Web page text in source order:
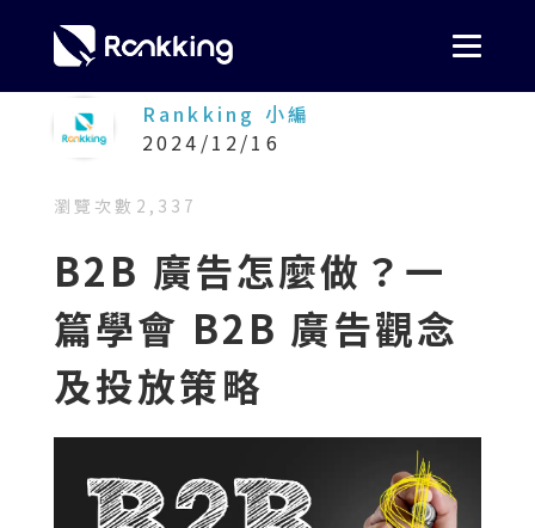
Rankking 小編
2024/12/16
瀏覽次數 2,337
B2B 廣告怎麼做？一
篇學會 B2B 廣告觀念
及投放策略